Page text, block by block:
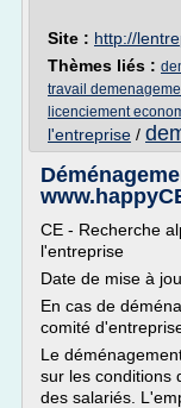
Site : http://
Thèmes liés :
travail
licenciement
l'entreprise /
CE - Recherche
l'entreprise
Date de mise à
En cas de
comité
Le
sur les conditions
des salariés.